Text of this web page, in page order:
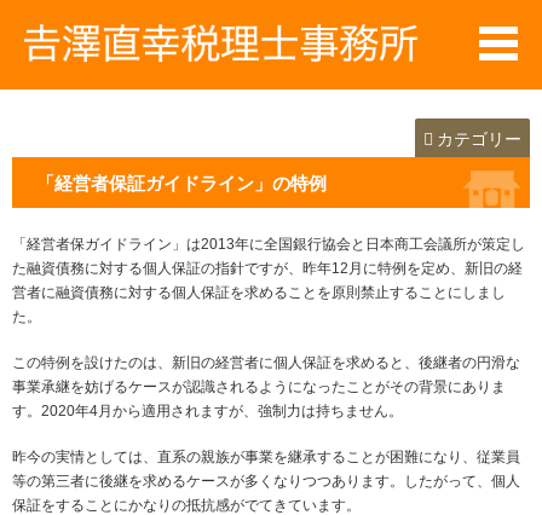
カテゴリー
「経営者保証ガイドライン」の特例
「経営者保ガイドライン」は2013年に全国銀行協会と日本商工会議所が策定し
た融資債務に対する個人保証の指針ですが、昨年12月に特例を定め、新旧の経
営者に融資債務に対する個人保証を求めることを原則禁止することにしまし
た。
この特例を設けたのは、新旧の経営者に個人保証を求めると、後継者の円滑な
事業承継を妨げるケースが認識されるようになったことがその背景にありま
す。2020年4月から適用されますが、強制力は持ちません。
昨今の実情としては、直系の親族が事業を継承することが困難になり、従業員
等の第三者に後継を求めるケースが多くなりつつあります。したがって、個人
保証をすることにかなりの抵抗感がでてきています。